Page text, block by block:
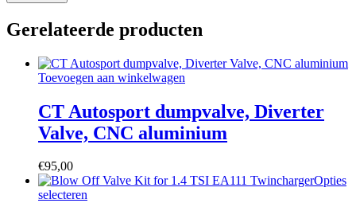
Gerelateerde producten
Toevoegen aan winkelwagen
CT Autosport dumpvalve, Diverter
Valve, CNC aluminium
€95,00
Opties
selecteren